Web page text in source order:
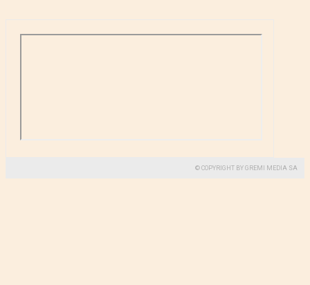
© COPYRIGHT BY GREMI MEDIA SA